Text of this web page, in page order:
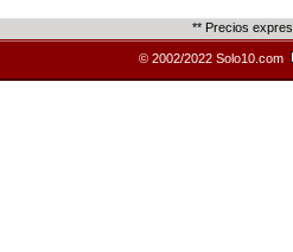
** Precios
© 2002/2022 Solo10.com